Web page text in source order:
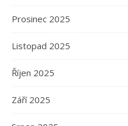
Prosinec 2025
Listopad 2025
Říjen 2025
Září 2025